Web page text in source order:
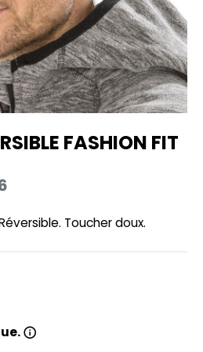
FASHION FIT
Toucher doux.